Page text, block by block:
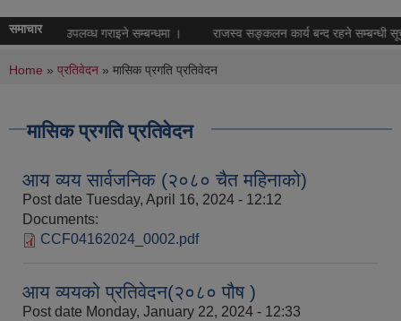
समाचारसेवा उपलव्ध गराइने सम्बन्धमा । राजस्व सङ्कलन कार्य बन्द रहने सम्बन्धी
You are here
Home » प्रतिवेदन » मासिक प्रगति प्रतिवेदन
मासिक प्रगति प्रतिवेदन
आय व्यय सार्वजनिक (२०८० चैत महिनाको)
Post date Tuesday, April 16, 2024 - 12:12
Documents:
CCF04162024_0002.pdf
आय व्ययको प्रतिवेदन(२०८० पौष )
Post date Monday, January 22, 2024 - 12:33